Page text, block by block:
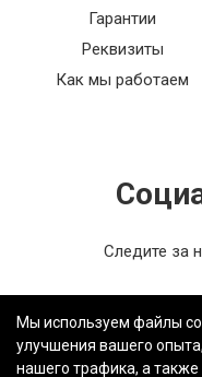
Гарантии
Реквизиты
Как мы работаем
Следите за
Мы используем файлы
улучшения вашего
нашего трафика, а также